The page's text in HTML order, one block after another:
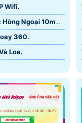
Wifi.
🌈 Xem Được Ban Đêm : Hồng Ngoại 10m
360.
Loa.